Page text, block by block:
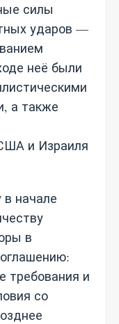
силы
ударов —
неё были
а также
и Израиля
в начале
в
требования и
со